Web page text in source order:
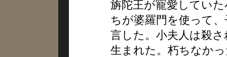
旃陀王が寵愛してい
ちが婆羅門を使って
言した。小夫人は殺
生まれた。朽ちなか